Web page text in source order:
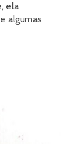
ela
algumas